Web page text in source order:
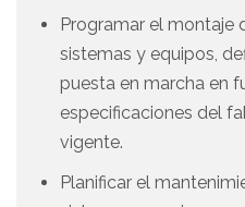
Programar el montaje
sistemas y equipos,
puesta en marcha en
especificaciones del
vigente.
Planificar el